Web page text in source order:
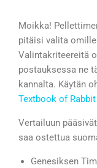
Moikka!
pitäisi valita
Valintakriteereitä
postauksessa ne
kannalta. Käytän
Textbook of
Vertailuun
saa ostettua
Genesiksen